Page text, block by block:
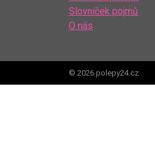
Slovníček pojmů
O nás
© 2026 polepy24.cz